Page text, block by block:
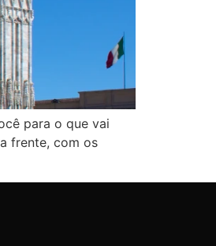
para o que vai
frente, com os